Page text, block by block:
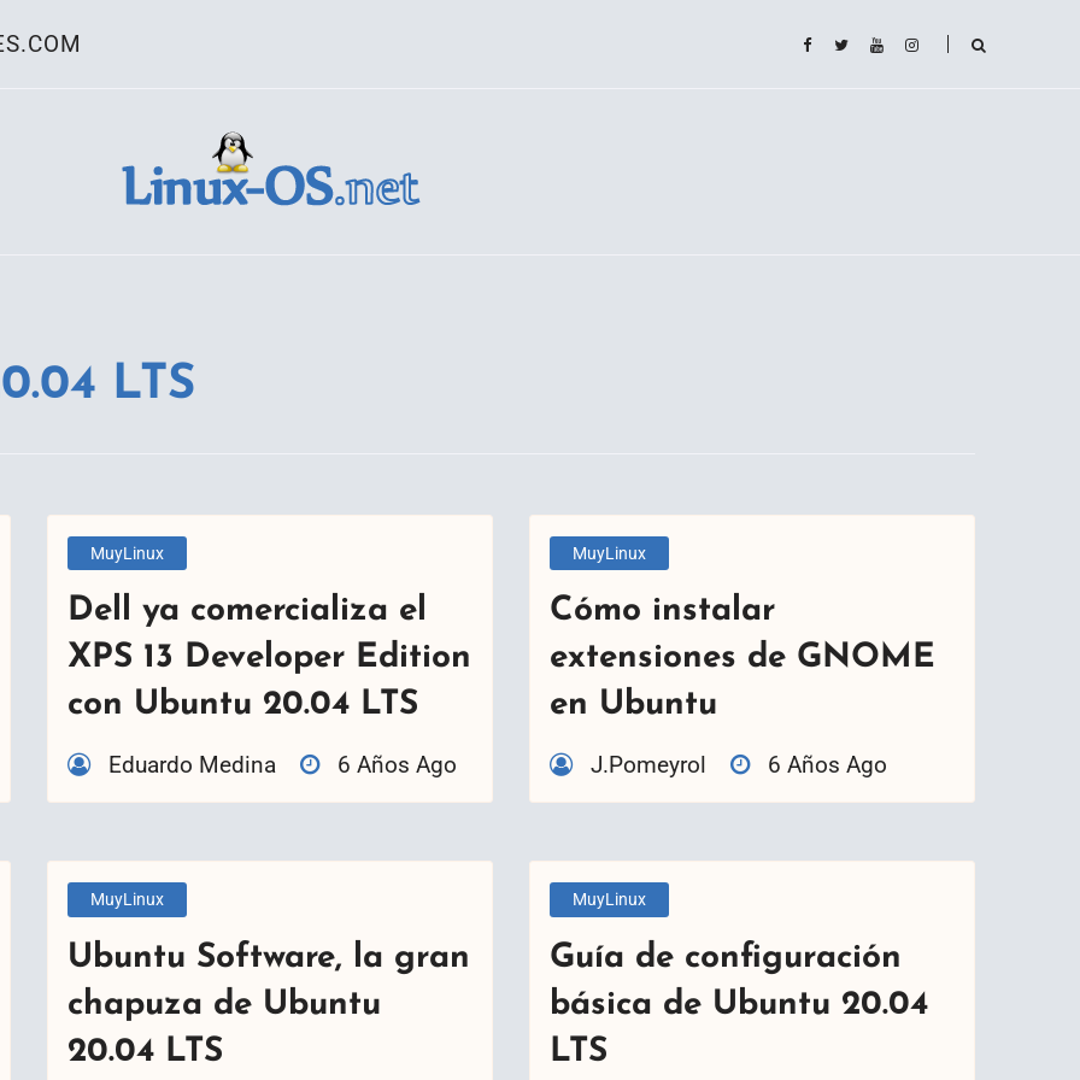
LTS
MuyLinux
Dell ya comercializa el
XPS 13 Developer Edition
con Ubuntu 20.04 LTS
Eduardo Medina 6 Años Ago
MuyLinux
Cómo instalar
extensiones de GNOME
en Ubuntu
J.Pomeyrol 6 Años Ago
MuyLinux
Ubuntu Software, la gran
chapuza de Ubuntu
20.04 LTS
MuyLinux
Guía de configuración
básica de Ubuntu 20.04
LTS